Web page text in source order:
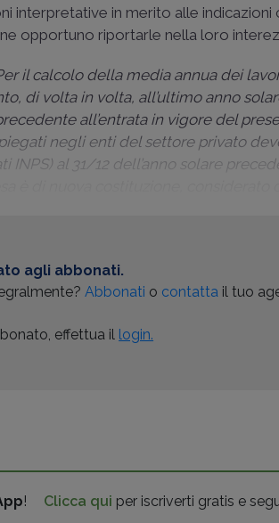
interpretative in merito alle indicazioni
opportuno riportarle nella loro
il calcolo della media annua dei
di volta in volta, all’ultimo anno
all’entrata in vigore del
negli enti del settore privato
al 31/12 dell’anno solare
agli abbonati.
Abbonati o contatta il tuo
effettua il login.
! Clicca qui per iscriverti gratis e